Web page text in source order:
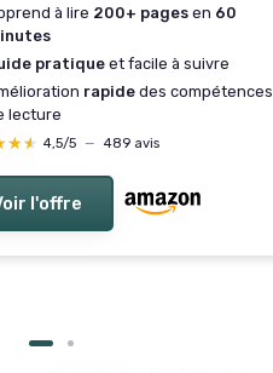
à lire 200+ pages en 60
pratiqueet facile à suivre
rapide des compétences
lecture
4,5/5 — 489 avis
l'offre